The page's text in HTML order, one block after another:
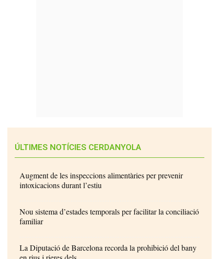
ÚLTIMES NOTÍCIES CERDANYOLA
Augment de les inspeccions alimentàries per prevenir
intoxicacions durant l’estiu
Nou sistema d’estades temporals per facilitar la conciliació
familiar
La Diputació de Barcelona recorda la prohibició del bany